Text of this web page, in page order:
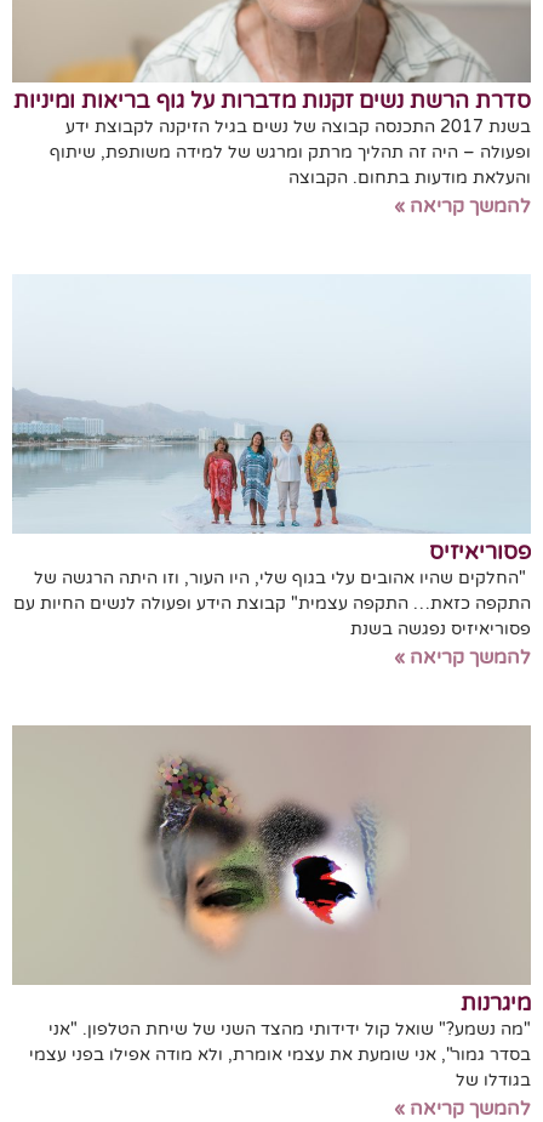
סדרת הרשת נשים זקנות מדברות על גוף בריאות ומיניות
בשנת 2017 התכנסה קבוצה של נשים בגיל הזיקנה לקבוצת ידע
ופעולה – היה זה תהליך מרתק ומרגש של למידה משותפת, שיתוף
והעלאת מודעות בתחום. הקבוצה
להמשך קריאה »
פסוריאיזיס
"החלקים שהיו אהובים עלי בגוף שלי, היו העור, וזו היתה הרגשה של
התקפה כזאת… התקפה עצמית" קבוצת הידע ופעולה לנשים החיות עם
פסוריאיזיס נפגשה בשנת
להמשך קריאה »
מיגרנות
"מה נשמע?" שואל קול ידידותי מהצד השני של שיחת הטלפון. "אני
בסדר גמור", אני שומעת את עצמי אומרת, ולא מודה אפילו בפני עצמי
בגודלו של
להמשך קריאה »